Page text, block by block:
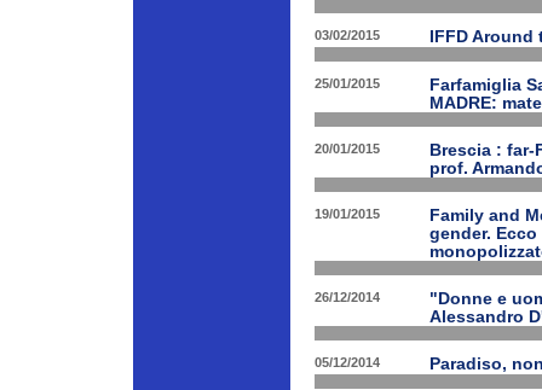
03/02/2015 IFFD
25/01/2015
Farfamiglia
MADRE:
20/01/2015
Brescia :
prof.
19/01/2015
Family and
gender.
26/12/2014
"Donne e
Alessandro
05/12/2014 Paradiso,